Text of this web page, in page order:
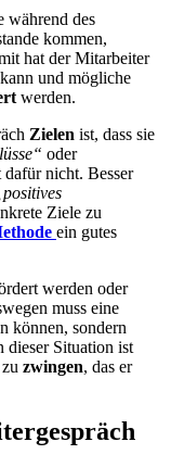
während des
kommen,
hat der Mitarbeiter
kann und mögliche
werden.
Zielen ist, dass sie
oder
dafür nicht. Besser
„positives
Ziele zu
ein gutes
werden oder
muss eine
können, sondern
dieser Situation ist
zwingen, das er